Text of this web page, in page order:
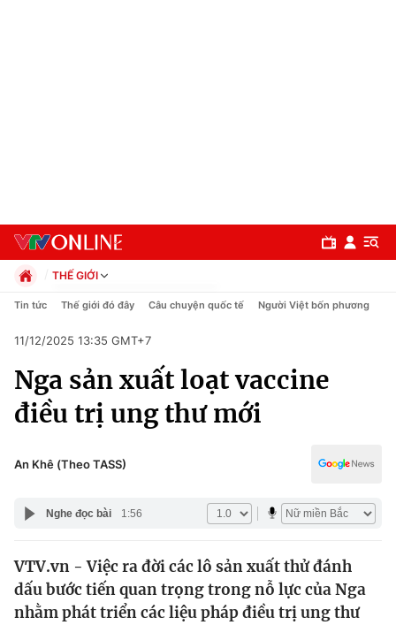
Chuyên mục
Chính trị
Pháp luật
Thế giới
THẾ GIỚI
Chính trị
Pháp luật
Kinh tế
Thể thao
Truyền hình
Y tế
Công nghệ
Tin tức Thế giới đó đây Câu chuyện quốc tế Người Việt bốn phương
11/12/2025 13:35 GMT+7
Nga sản xuất loạt vaccine
điều trị ung thư mới
An Khê (Theo TASS)
Nghe đọc bài 1:56
VTV.vn - Việc ra đời các lô sản xuất thử đánh
dấu bước tiến quan trọng trong nỗ lực của Nga
nhằm phát triển các liệu pháp điều trị ung thư